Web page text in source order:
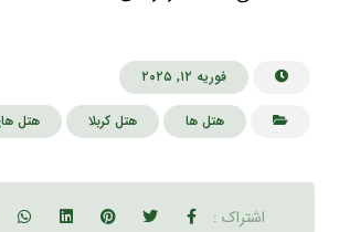
فوریه ۱۲, ۲۰۲۵
هتل ها هتل کربلا هتل